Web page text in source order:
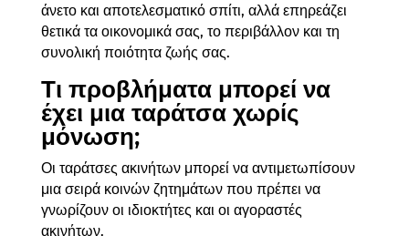
άνετο και αποτελεσματικό σπίτι, αλλά επηρεάζει
θετικά τα οικονομικά σας, το περιβάλλον και τη
συνολική ποιότητα ζωής σας.
Τι προβλήματα μπορεί να
έχει μια ταράτσα χωρίς
μόνωση;
Οι ταράτσες ακινήτων μπορεί να αντιμετωπίσουν
μια σειρά κοινών ζητημάτων που πρέπει να
γνωρίζουν οι ιδιοκτήτες και οι αγοραστές
ακινήτων.